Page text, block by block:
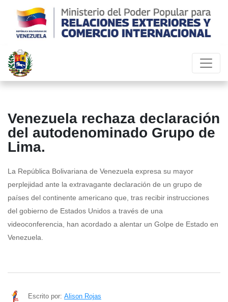
Venezuela rechaza declaración
del autodenominado Grupo de
Lima.
La República Bolivariana de Venezuela expresa su mayor
perplejidad ante la extravagante declaración de un grupo de
países del continente americano que, tras recibir instrucciones
del gobierno de Estados Unidos a través de una
videoconferencia, han acordado a alentar un Golpe de Estado en
Venezuela.
Escrito por: Alison Rojas